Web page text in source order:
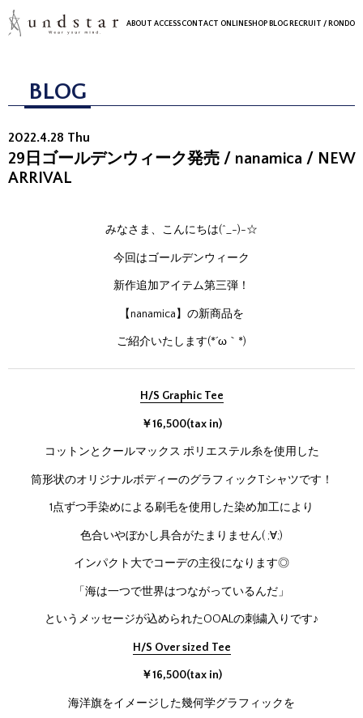
ABOUT ACCESSCONTACT ONLINESHOP BLOG RECRUIT / RONDO
BLOG
2022.4.28 Thu
29日ゴールデンウィーク発売 / nanamica / NEW
ARRIVAL
みなさま、こんにちは(^_-)-☆
今回はゴールデンウィーク
新作追加アイテム第三弾！
【nanamica】の新商品を
ご紹介いたします(*´ω｀*)
H/S Graphic Tee
￥16,500(tax in)
コットンとクールマックス ポリエステル糸を使用した
筒形状のオリジナルボディーのグラフィックTシャツです！
1点ずつ手染めによる刷毛を使用した染め加工により
色合いやぼかし具合がたまりません( ;∀;)
インパクト大でコーデの主役になります◎
「海は一つで世界はつながっているんだ」
というメッセージが込められたOOALの刺繍入りです♪
H/S Over sized Tee
￥16,500(tax in)
海洋旗をイメージした幾何学グラフィックを